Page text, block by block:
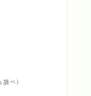
べ）